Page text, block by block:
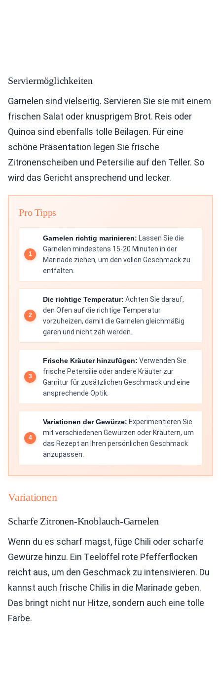
Serviermöglichkeiten
Garnelen sind vielseitig. Servieren Sie sie mit einem
frischen Salat oder knusprigem Brot. Reis oder
Quinoa sind ebenfalls tolle Beilagen. Für eine
schöne Präsentation legen Sie frische
Zitronenscheiben und Petersilie auf den Teller. So
wird das Gericht ansprechend und lecker.
Pro Tipps
Garnelen richtig marinieren: Lassen Sie die
Garnelen mindestens 15-20 Minuten in der
Marinade ziehen, um den vollen Geschmack zu
entfalten.
Die richtige Temperatur: Achten Sie darauf,
den Ofen auf die richtige Temperatur
vorzuheizen, damit die Garnelen gleichmäßig
garen und nicht zäh werden.
Frische Kräuter hinzufügen: Verwenden Sie
frische Petersilie oder andere Kräuter zur
Garnitur für zusätzlichen Geschmack und eine
ansprechende Optik.
Variationen der Gewürze: Experimentieren Sie
mit verschiedenen Gewürzen oder Kräutern, um
das Rezept an Ihren persönlichen Geschmack
anzupassen.
Variationen
Scharfe Zitronen-Knoblauch-Garnelen
Wenn du es scharf magst, füge Chili oder scharfe
Gewürze hinzu. Ein Teelöffel rote Pfefferflocken
reicht aus, um den Geschmack zu intensivieren. Du
kannst auch frische Chilis in die Marinade geben.
Das bringt nicht nur Hitze, sondern auch eine tolle
Farbe.